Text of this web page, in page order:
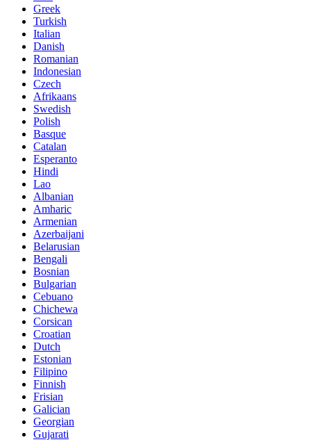
Greek
Turkish
Italian
Danish
Romanian
Indonesian
Czech
Afrikaans
Swedish
Polish
Basque
Catalan
Esperanto
Hindi
Lao
Albanian
Amharic
Armenian
Azerbaijani
Belarusian
Bengali
Bosnian
Bulgarian
Cebuano
Chichewa
Corsican
Croatian
Dutch
Estonian
Filipino
Finnish
Frisian
Galician
Georgian
Gujarati